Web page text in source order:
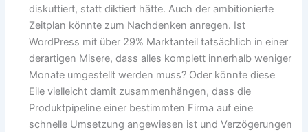
diskuttiert, statt diktiert hätte. Auch der ambitionierte
Zeitplan könnte zum Nachdenken anregen. Ist
WordPress mit über 29% Marktanteil tatsächlich in einer
derartigen Misere, dass alles komplett innerhalb weniger
Monate umgestellt werden muss? Oder könnte diese
Eile vielleicht damit zusammenhängen, dass die
Produktpipeline einer bestimmten Firma auf eine
schnelle Umsetzung angewiesen ist und Verzögerungen